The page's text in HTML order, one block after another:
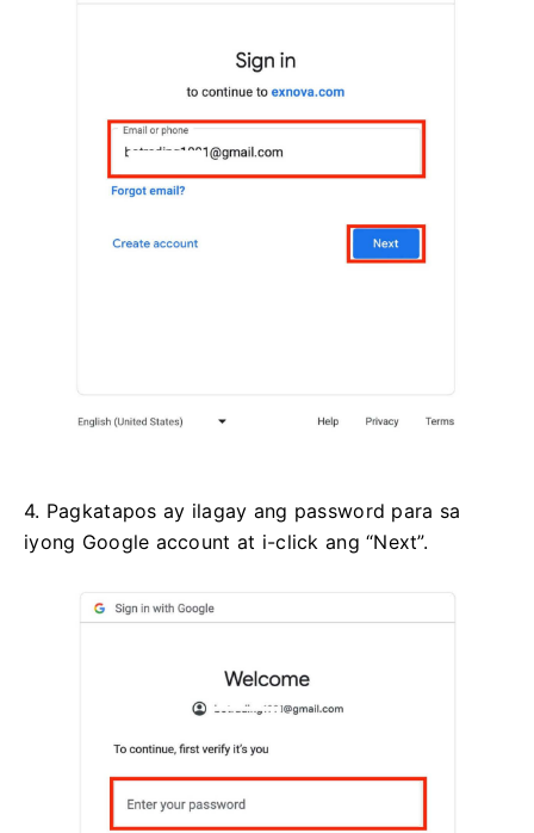
4. Pagkatapos ay ilagay ang password para sa
iyong Google account at i-click ang “Next”.